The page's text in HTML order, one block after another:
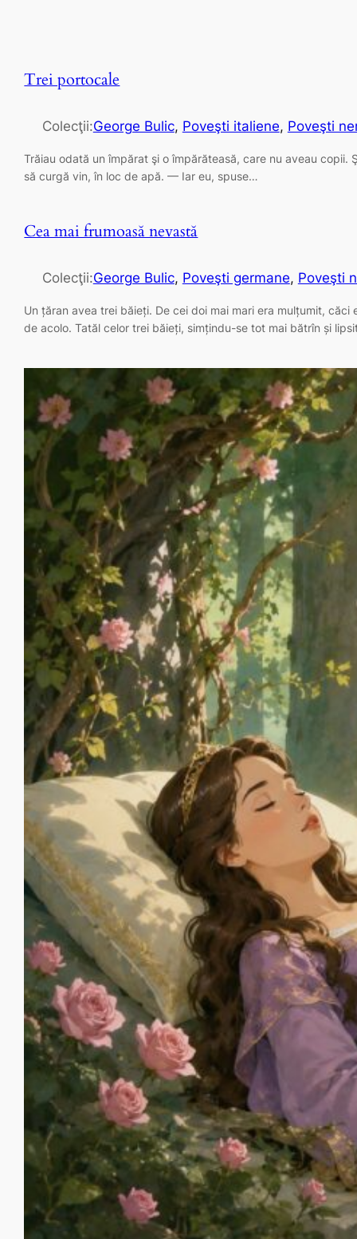
Trei portocale
Colecţii:George Bulic, Poveşti italiene, Poveşti
Trăiau odată un împărat şi o împărăteasă, care nu aveau
să curgă vin, în loc de apă. — Iar eu, spuse…
Cea mai frumoasă nevastă
Colecţii:George Bulic, Poveşti germane, Poveşti
Un țăran avea trei băieți. De cei doi mai mari era mulțumit,
de acolo. Tatăl celor trei băieți, simțindu-se tot mai bătrîn și